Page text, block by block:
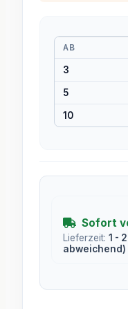
AB
3
5
10
Sofort
Lieferzeit: 1 -
abweichend)